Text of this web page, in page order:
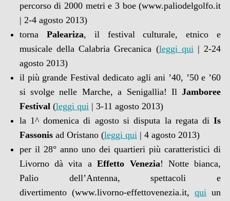
percorso di 2000 metri e 3 boe (www.paliodelgolfo.it
| 2-4 agosto 2013)
torna Paleariza, il festival culturale, etnico e
musicale della Calabria Grecanica (leggi qui| 2-24
agosto 2013)
il più grande Festival dedicato agli ani ’40, ’50 e ’60
si svolge nelle Marche, a Senigallia! IlJamboree
Festival(leggi qui| 3-11 agosto 2013)
la 1^ domenica di agosto si disputa la regata diIs
Fassonisad Oristano (leggi qui| 4 agosto 2013)
per il 28° anno uno dei quartieri più caratteristici di
Livorno dà vita aEffetto Venezia! Notte bianca,
Palio dell’Antenna, spettacoli e
divertimento (www.livorno-effettovenezia.it,qui un